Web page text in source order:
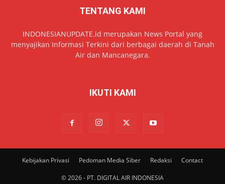
TENTANG KAMI
INDONESIANUPDATE.id merupakan News Portal yang
menyajikan Informasi Terkini dari berbagai daerah di Tanah
Air dan Mancanegara.
IKUTI KAMI
Kebijakan Privasi Pedoman Media Siber Redaksi Contact
© 2026 - PT. DIGITAL AIR INDONESIA